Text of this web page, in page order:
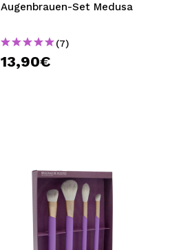
Augenbrauen-Set Medusa
(7)
13,90€